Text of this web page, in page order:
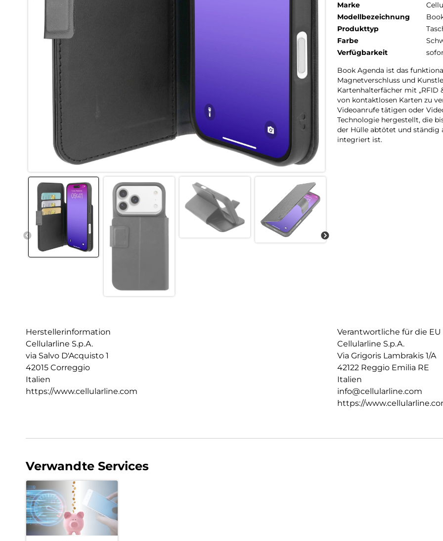
Marke
Modellbezeichnung
Produkttyp
Farbe
Verfügbarkeit
Book Agenda ist das
Magnetverschluss und
Kartenhalterfächer mit „RFID
von kontaktlosen Karten zu
Videoanrufe tätigen oder
Technologie hergestellt, die
der Hülle abtötet und ständig
integriert ist.
Herstellerinformation
Cellularline S.p.A.
via Salvo D'Acquisto 1
42015 Correggio
Italien
https://www.cellularline.com
Verantwortliche für die EU
Cellularline S.p.A.
Via Grigoris Lambrakis 1/A
42122 Reggio Emilia RE
Italien
info@cellularline.com
https://
Verwandte Services